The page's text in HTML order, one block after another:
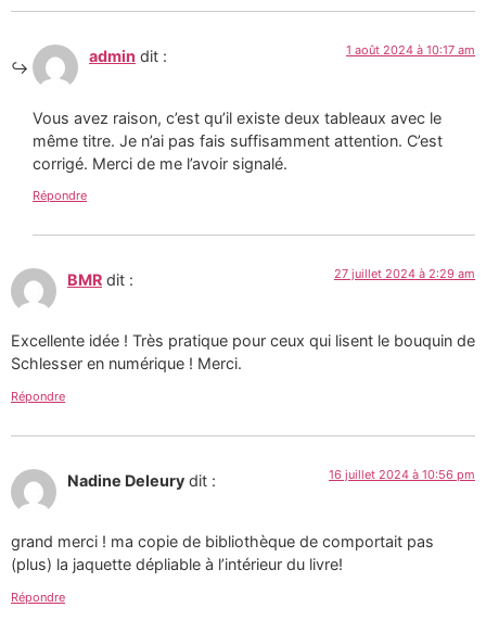
admin dit : 1 août 2024 à 10:17 am
Vous avez raison, c’est qu’il existe deux tableaux avec le
même titre. Je n’ai pas fais suffisamment attention. C’est
corrigé. Merci de me l’avoir signalé.
Répondre
BMR dit : 27 juillet 2024 à 2:29 am
Excellente idée ! Très pratique pour ceux qui lisent le bouquin de
Schlesser en numérique ! Merci.
Répondre
Nadine Deleury dit : 16 juillet 2024 à 10:56 pm
grand merci ! ma copie de bibliothèque de comportait pas
(plus) la jaquette dépliable à l’intérieur du livre!
Répondre